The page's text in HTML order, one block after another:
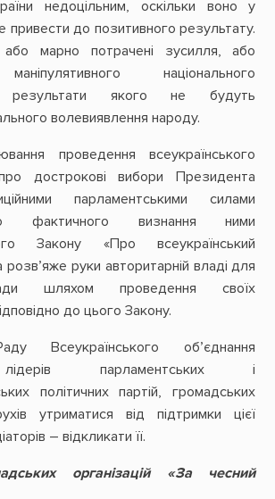
недоцільним, оскільки воно у
привести до позитивного результату.
марно потрачені зусилля, або
національного
результати якого не будуть
волевиявлення народу.
проведення всеукраїнського
дострокові вибори Президента
парламентськими силами
фактичного визнання ними
Закону «Про всеукраїнський
руки авторитарній владі для
шляхом проведення своїх
до цього Закону.
Всеукраїнського об’єднання
парламентських і
політичних партій, громадських
утриматися від підтримки цієї
– відкликати її.
організацій «За чесний